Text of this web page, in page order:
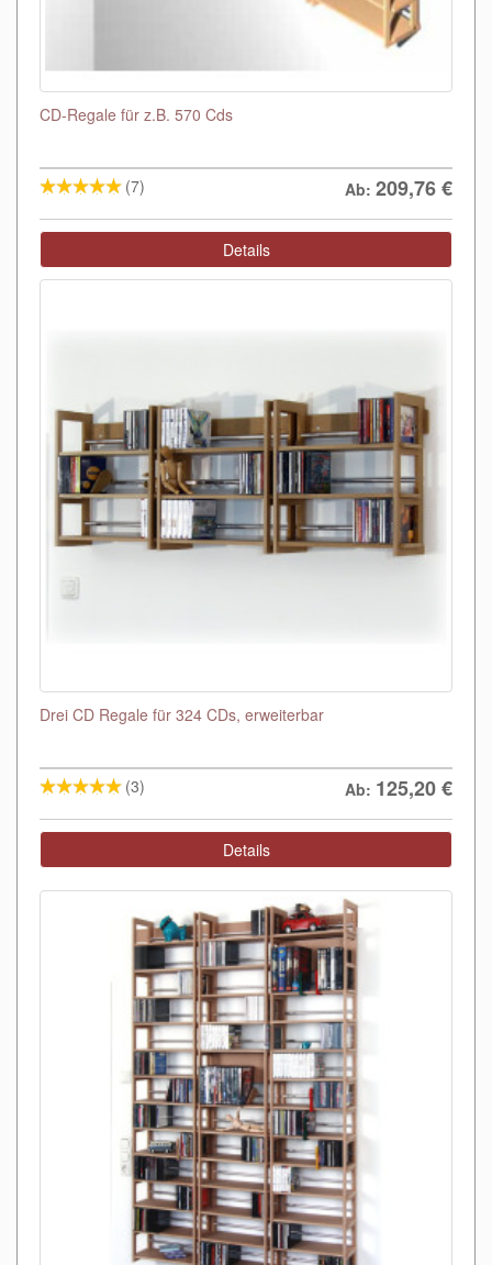
CD-Regale für z.B. 570 Cds
(7) Ab: 209,76€
Details
Drei CD Regale für 324 CDs, erweiterbar
(3) Ab: 125,20€
Details